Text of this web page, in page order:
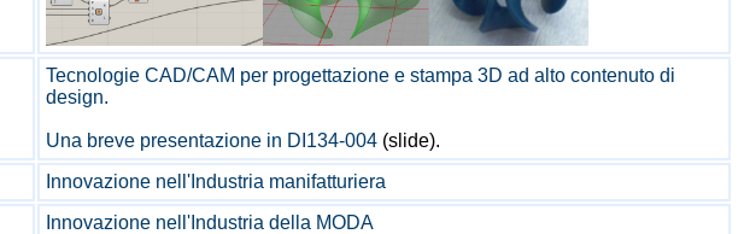
Tecnologie CAD/CAM per progettazione e stampa 3D ad alto contenuto di
design.
Una breve presentazione in DI134-004 (slide).
Innovazione nell'Industria manifatturiera
Innovazione nell'Industria della MODA